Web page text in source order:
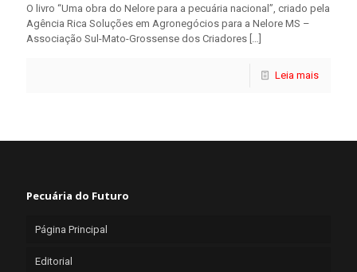
O livro “Uma obra do Nelore para a pecuária nacional”, criado pela
Agência Rica Soluções em Agronegócios para a Nelore MS –
Associação Sul-Mato-Grossense dos Criadores […]
Leia mais
Pecuária do Futuro
Página Principal
Editorial